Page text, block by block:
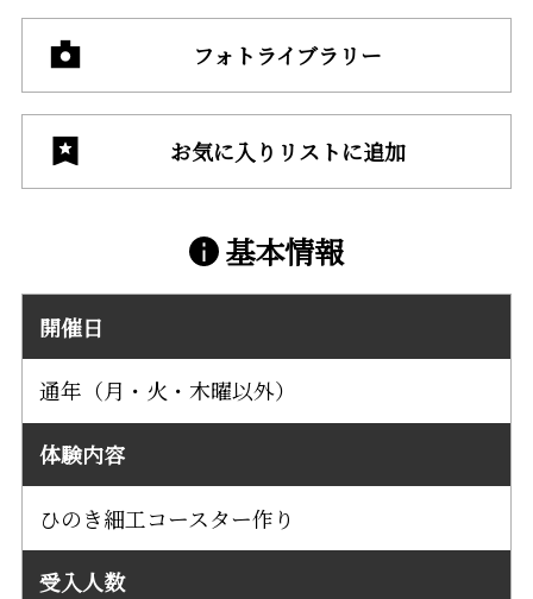
フォトライブラリー
お気に入りリストに追加
基本情報
開催日
通年（月・火・木曜以外）
体験内容
ひのき細工コースター作り
受入人数